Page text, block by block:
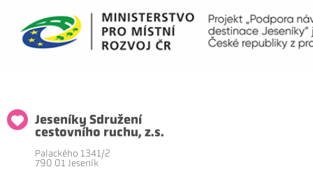
Jeseníky Sdružení
cestovního ruchu, z.s.
Palackého 1341/2
790 01 Jeseník